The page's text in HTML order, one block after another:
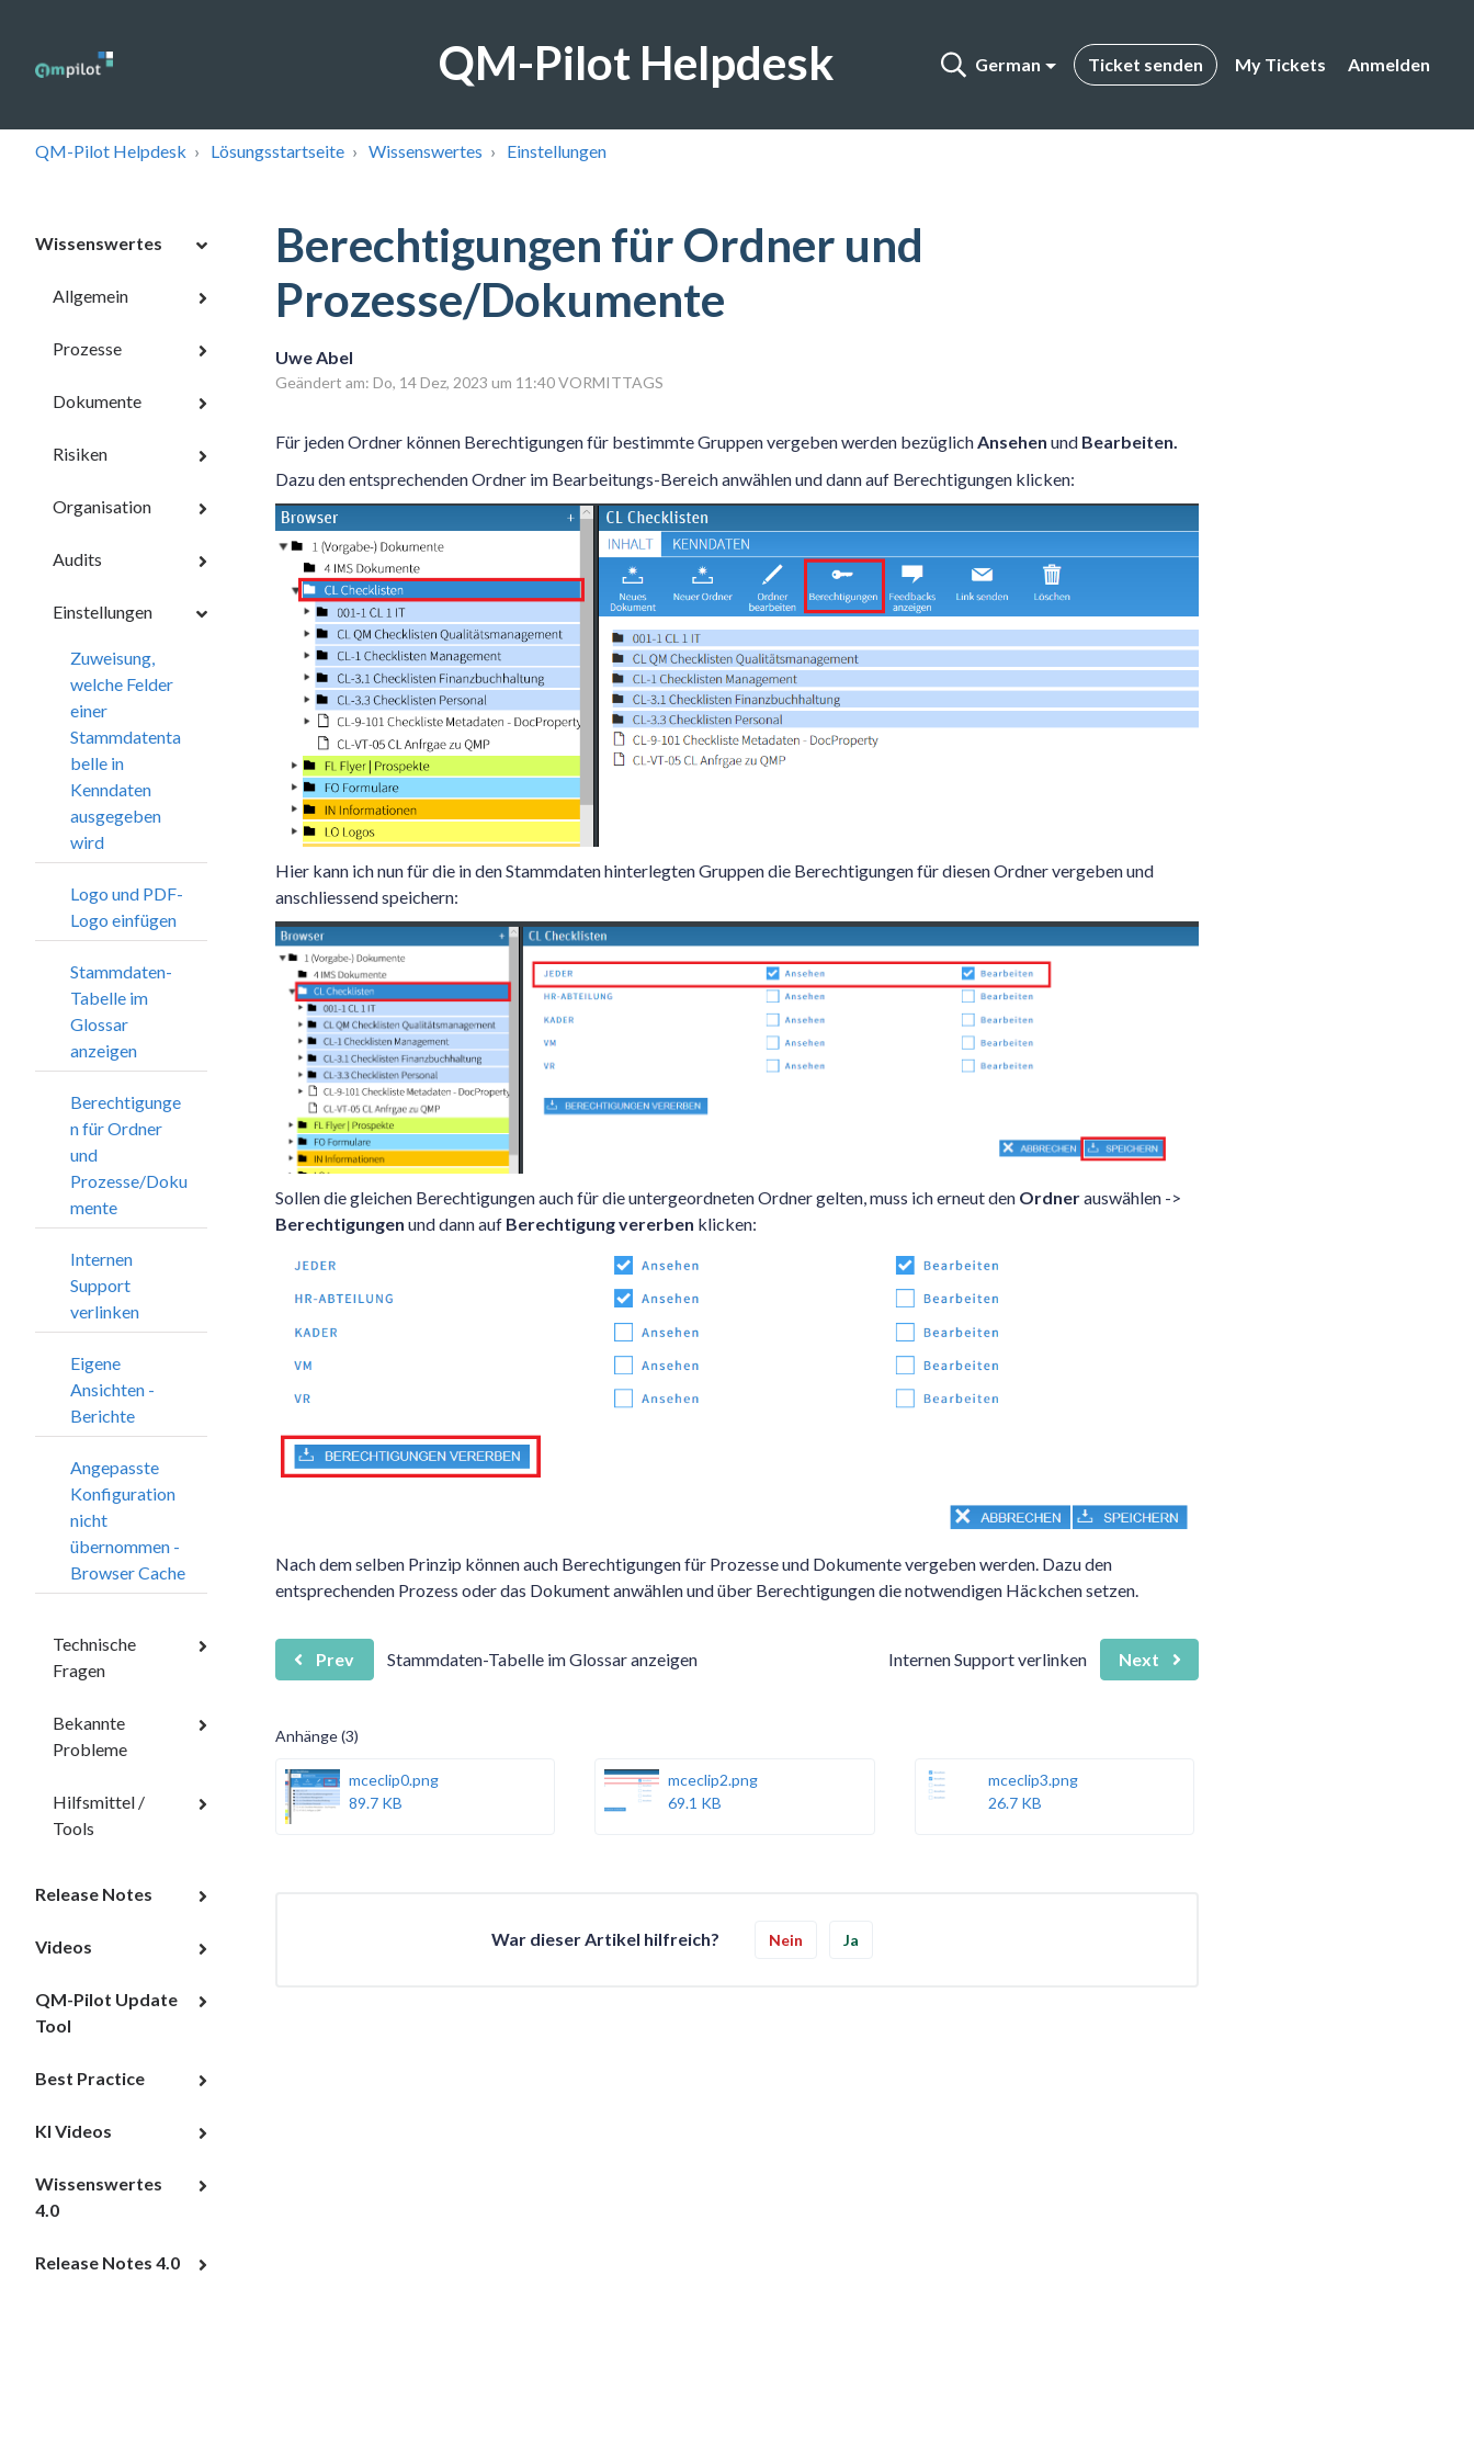
QM-Pilot Helpdesk German Ticket senden My Tickets Anmelden
QM-Pilot Helpdesk Lösungsstartseite Wissenswertes Einstellungen
Wissenswertes
Allgemein
Prozesse
Dokumente
Risiken
Organisation
Audits
Einstellungen
Zuweisung,
welche Felder
einer
Stammdatenta
belle in
Kenndaten
ausgegeben
wird
Logo und PDF-
Logo einfügen
Stammdaten-
Tabelle im
Glossar
anzeigen
Berechtigunge
n für Ordner
und
Prozesse/Doku
mente
Internen
Support
verlinken
Eigene
Ansichten -
Berichte
Angepasste
Konfiguration
nicht
übernommen -
Browser Cache
Technische
Fragen
Bekannte
Probleme
Hilfsmittel /
Tools
Release Notes
Videos
QM-Pilot Update
Tool
Best Practice
KI Videos
Wissenswertes
4.0
Release Notes 4.0
Berechtigungen für Ordner und
Prozesse/Dokumente
Uwe Abel
Geändert am: Do, 14 Dez, 2023 um 11:40 VORMITTAGS
Für jeden Ordner können Berechtigungen für bestimmte Gruppen vergeben werden bezüglichAnsehen und Bearbeiten.
Dazu den entsprechenden Ordner im Bearbeitungs-Bereich anwählen und dann auf Berechtigungen klicken:
Hier kann ich nun für die in den Stammdaten hinterlegten Gruppen die Berechtigungen für diesen Ordner vergeben und
anschliessend speichern:
Sollen die gleichen Berechtigungen auch für die untergeordneten Ordner gelten, muss ich erneut den Ordnerauswählen ->
Berechtigungen und dann auf Berechtigung vererben klicken:
Nach dem selben Prinzip können auch Berechtigungen für Prozesse und Dokumente vergeben werden. Dazu den
entsprechenden Prozess oder das Dokument anwählen und über Berechtigungen die notwendigen Häckchen setzen.
Prev Stammdaten-Tabelle im Glossar anzeigen Internen Support verlinken Next
Anhänge (3)
mceclip0.png
89.7 KB
mceclip2.png
69.1 KB
mceclip3.png
26.7 KB
War dieser Artikel hilfreich? Nein Ja